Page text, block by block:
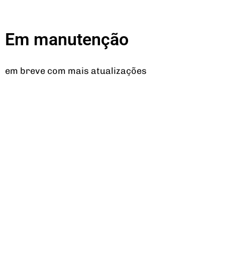
Em manutenção
em breve com mais atualizações